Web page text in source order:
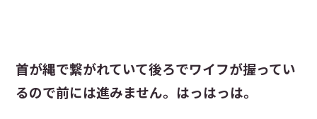
首が縄で繋がれていて後ろでワイフが握ってい
るので前には進みません。はっはっは。